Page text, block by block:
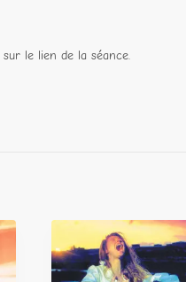
le lien de la séance.